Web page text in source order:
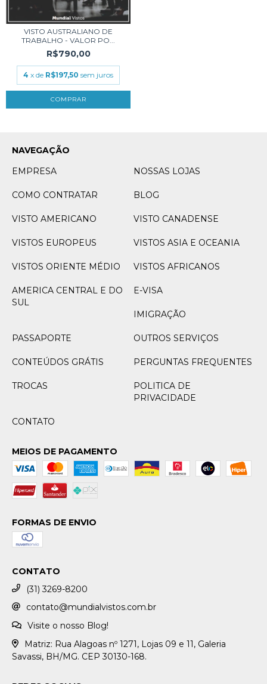
VISTO AUSTRALIANO DE
TRABALHO - VALOR PO...
R$790,00
4 x de R$197,50 sem juros
NAVEGAÇÃO
EMPRESA
NOSSAS LOJAS
COMO CONTRATAR BLOG
VISTO AMERICANO VISTO CANADENSE
VISTOS EUROPEUS VISTOS ASIA E OCEANIA
VISTOS ORIENTE MÉDIO VISTOS AFRICANOS
AMERICA CENTRAL E DO
SUL
E-VISA
IMIGRAÇÃO
PASSAPORTE OUTROS SERVIÇOS
CONTEÚDOS GRÁTIS PERGUNTAS FREQUENTES
TROCAS
POLITICA DE
PRIVACIDADE
CONTATO
MEIOS DE PAGAMENTO
FORMAS DE ENVIO
CONTATO
(31) 3269-8200
contato@mundialvistos.com.br
Visite o nosso Blog!
Matriz: Rua Alagoas nº 1271, Lojas 09 e 11, Galeria
Savassi, BH/MG. CEP 30130-168.